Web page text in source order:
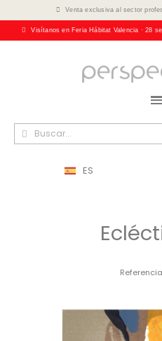
Venta exclusiva al sector
Visítanos en Feria Hábitat Valencia · 28
ES
Referencia